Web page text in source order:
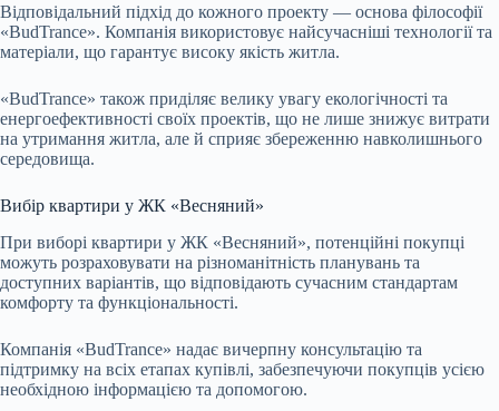
Відповідальний підхід до кожного проекту — основа філософії
«BudTrance». Компанія використовує найсучасніші технології та
матеріали, що гарантує високу якість житла.
«BudTrance» також приділяє велику увагу екологічності та
енергоефективності своїх проектів, що не лише знижує витрати
на утримання житла, але й сприяє збереженню навколишнього
середовища.
Вибір квартири у ЖК «Весняний»
При виборі квартири у ЖК «Весняний», потенційні покупці
можуть розраховувати на різноманітність планувань та
доступних варіантів, що відповідають сучасним стандартам
комфорту та функціональності.
Компанія «BudTrance» надає вичерпну консультацію та
підтримку на всіх етапах купівлі, забезпечуючи покупців усією
необхідною інформацією та допомогою.